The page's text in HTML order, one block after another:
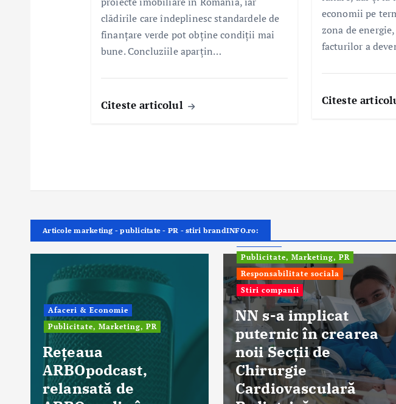
clădirile care îndeplinesc standardele de
finanțare verde pot obține condiții mai
bune. Concluziile aparțin…
Citeste articolul
economii pe
zona de
facturilor a
Citeste
Articole marketing - publicitate - PR - stiri brandINFO.ro:
Afaceri & Economie
Publicitate, Marketing, PR
Rețeaua
ARBOpodcast,
relansată de
ONG Info
Publicitate, Marketing, PR
Responsabilitate sociala
Stiri companii
NN s-a implicat
puternic în crearea
noii Secții de
Chirurgie
Cardiovasculară